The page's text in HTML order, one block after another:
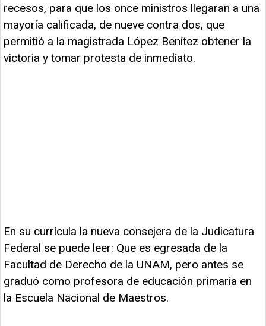
recesos, para que los once ministros llegaran a una
mayoría calificada, de nueve contra dos, que
permitió a la magistrada López Benítez obtener la
victoria y tomar protesta de inmediato.
En su currícula la nueva consejera de la Judicatura
Federal se puede leer: Que es egresada de la
Facultad de Derecho de la UNAM, pero antes se
graduó como profesora de educación primaria en
la Escuela Nacional de Maestros.